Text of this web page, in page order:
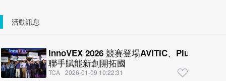
活動訊息
InnoVEX 2026 競賽登場AVITIC、Plug and
聯手賦能新創開拓國
TCA 2026-01-09 10:22:31